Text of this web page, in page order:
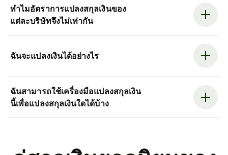
ทำไมอัตราการแปลงสกุลเงินของ
แต่ละบริษัทจึงไม่เท่ากัน
ฉันจะแปลงเงินได้อย่างไร
ฉันสามารถใช้เครื่องมือแปลงสกุลเงิน
นี้เพื่อแปลงสกุลเงินใดได้บ้าง